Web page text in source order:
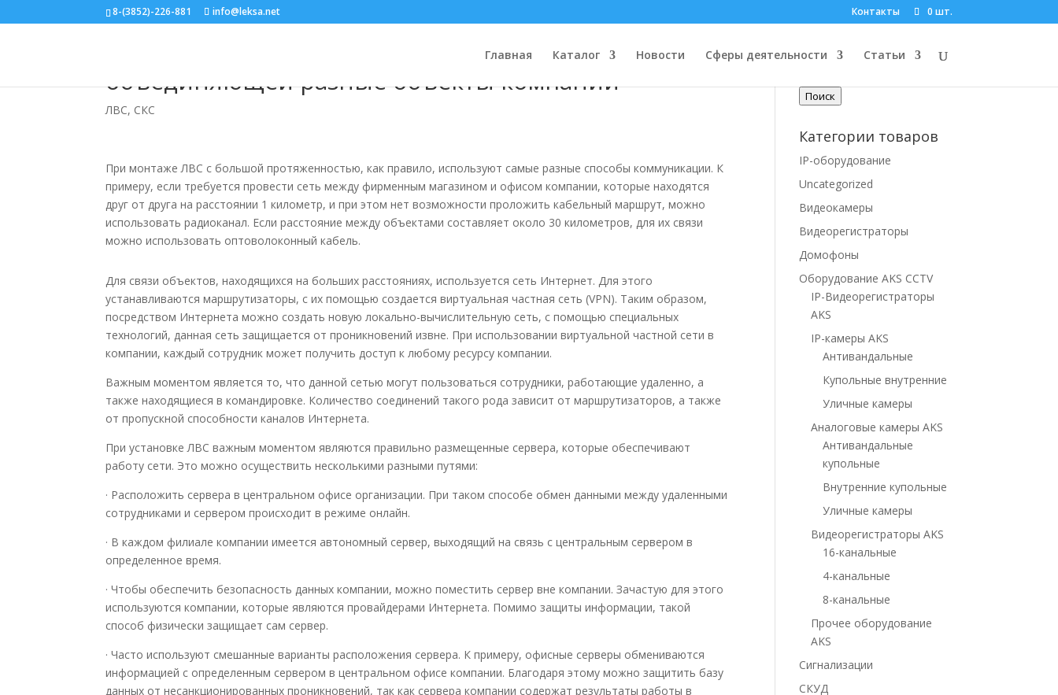
8-(3852)-226-881 info@leksa.net Контакты 0 шт.
Главная Каталог Новости Сферы деятельности Статьи
Монтаж локально-вычислительной сети,
объединяющей разные объекты компании
ЛВС, СКС
При монтаже ЛВС с большой протяженностью, как правило, используют самые разные способы коммуникации. К
примеру, если требуется провести сеть между фирменным магазином и офисом компании, которые находятся
друг от друга на расстоянии 1 километр, и при этом нет возможности проложить кабельный маршрут, можно
использовать радиоканал. Если расстояние между объектами составляет около 30 километров, для их связи
можно использовать оптоволоконный кабель.
Для связи объектов, находящихся на больших расстояниях, используется сеть Интернет. Для этого
устанавливаются маршрутизаторы, с их помощью создается виртуальная частная сеть (VPN). Таким образом,
посредством Интернета можно создать новую локально-вычислительную сеть, с помощью специальных
технологий, данная сеть защищается от проникновений извне. При использовании виртуальной частной сети в
компании, каждый сотрудник может получить доступ к любому ресурсу компании.
Важным моментом является то, что данной сетью могут пользоваться сотрудники, работающие удаленно, а
также находящиеся в командировке. Количество соединений такого рода зависит от маршрутизаторов, а также
от пропускной способности каналов Интернета.
При установке ЛВС важным моментом являются правильно размещенные сервера, которые обеспечивают
работу сети. Это можно осуществить несколькими разными путями:
· Расположить сервера в центральном офисе организации. При таком способе обмен данными между удаленными
сотрудниками и сервером происходит в режиме онлайн.
· В каждом филиале компании имеется автономный сервер, выходящий на связь с центральным сервером в
определенное время.
· Чтобы обеспечить безопасность данных компании, можно поместить сервер вне компании. Зачастую для этого
используются компании, которые являются провайдерами Интернета. Помимо защиты информации, такой
способ физически защищает сам сервер.
· Часто используют смешанные варианты расположения сервера. К примеру, офисные серверы обмениваются
информацией с определенным сервером в центральном офисе компании. Благодаря этому можно защитить базу
данных от несанкционированных проникновений, так как сервера компании содержат результаты работы в
Поиск по товарам
Поиск
Категории товаров
IP-оборудование
Uncategorized
Видеокамеры
Видеорегистраторы
Домофоны
Оборудование AKS CCTV
IP-Видеорегистраторы
AKS
IP-камеры AKS
Антивандальные
Купольные внутренние
Уличные камеры
Аналоговые камеры AKS
Антивандальные
купольные
Внутренние купольные
Уличные камеры
Видеорегистраторы AKS
16-канальные
4-канальные
8-канальные
Прочее оборудование
AKS
Сигнализации
СКУД